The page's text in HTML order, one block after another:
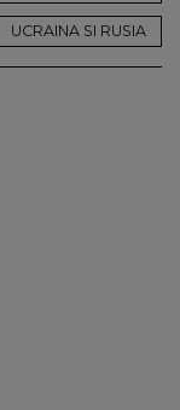
UCRAINA SI RUSIA